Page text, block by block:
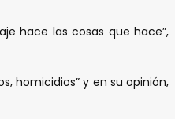
hace las cosas que hace”,
homicidios” y en su opinión,